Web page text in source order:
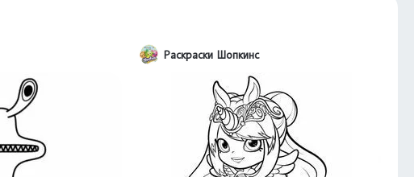
Раскраски Шопкинс